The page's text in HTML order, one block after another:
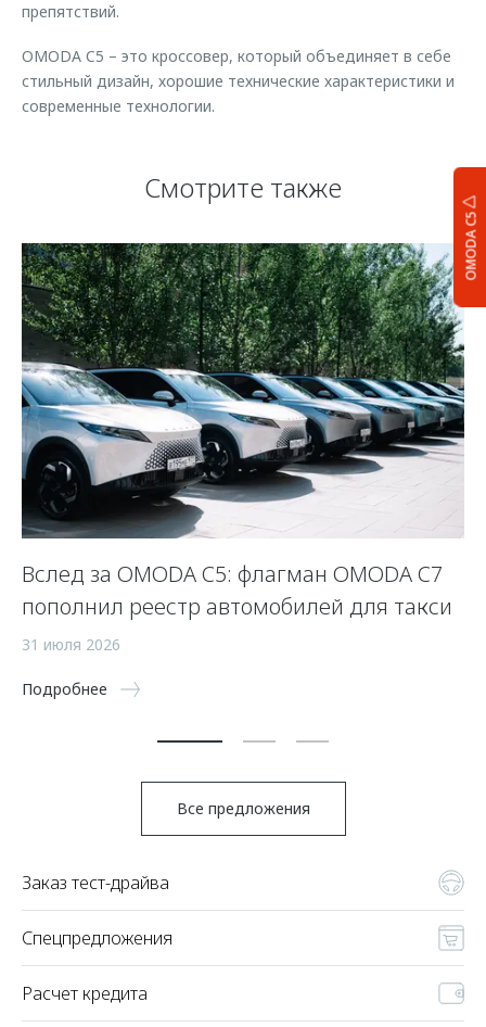
OMODA C5
препятствий.
OMODA C5 – это кроссовер, который объединяет в себе
стильный дизайн, хорошие технические характеристики и
современные технологии.
Смотрите также
Вслед за OMODA C5: флагман OMODA C7
пополнил реестр автомобилей для такси
31 июля 2026
Подробнее
Все предложения
Заказ тест-драйва
Спецпредложения
Расчет кредита